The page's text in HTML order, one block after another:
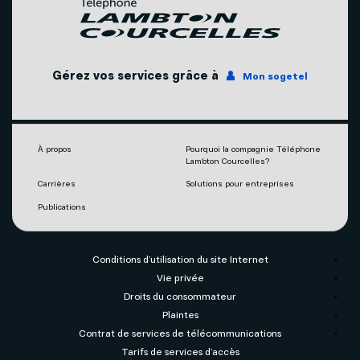
Promotions
Nos succursales
Agents mobilité autorisés
Couverture du réseau
Gérez vos services grâce à Mon sogetel
À propos
Pourquoi la compagnie Téléphone
Lambton Courcelles?
Carrières Solutions pour entreprises
Publications
Conditions d’utilisation du site Internet
Vie privée
Droits du consommateur
Plaintes
Contrat de services de télécommunications
Tarifs de services d’accès